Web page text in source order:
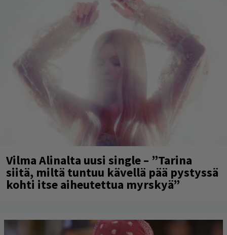
Vilma Alinalta uusi single – ”Tarina
siitä, miltä tuntuu kävellä pää pystyssä
kohti itse aiheutettua myrskyä”